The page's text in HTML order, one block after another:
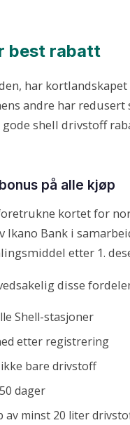
best rabatt
har
andre har redusert
shell drivstoff
på alle kjøp
kortet for
Ikano Bank i
etter 1.
disse
Shell-stasjoner
etter registrering
bare drivstoff
dager
minst 20 liter